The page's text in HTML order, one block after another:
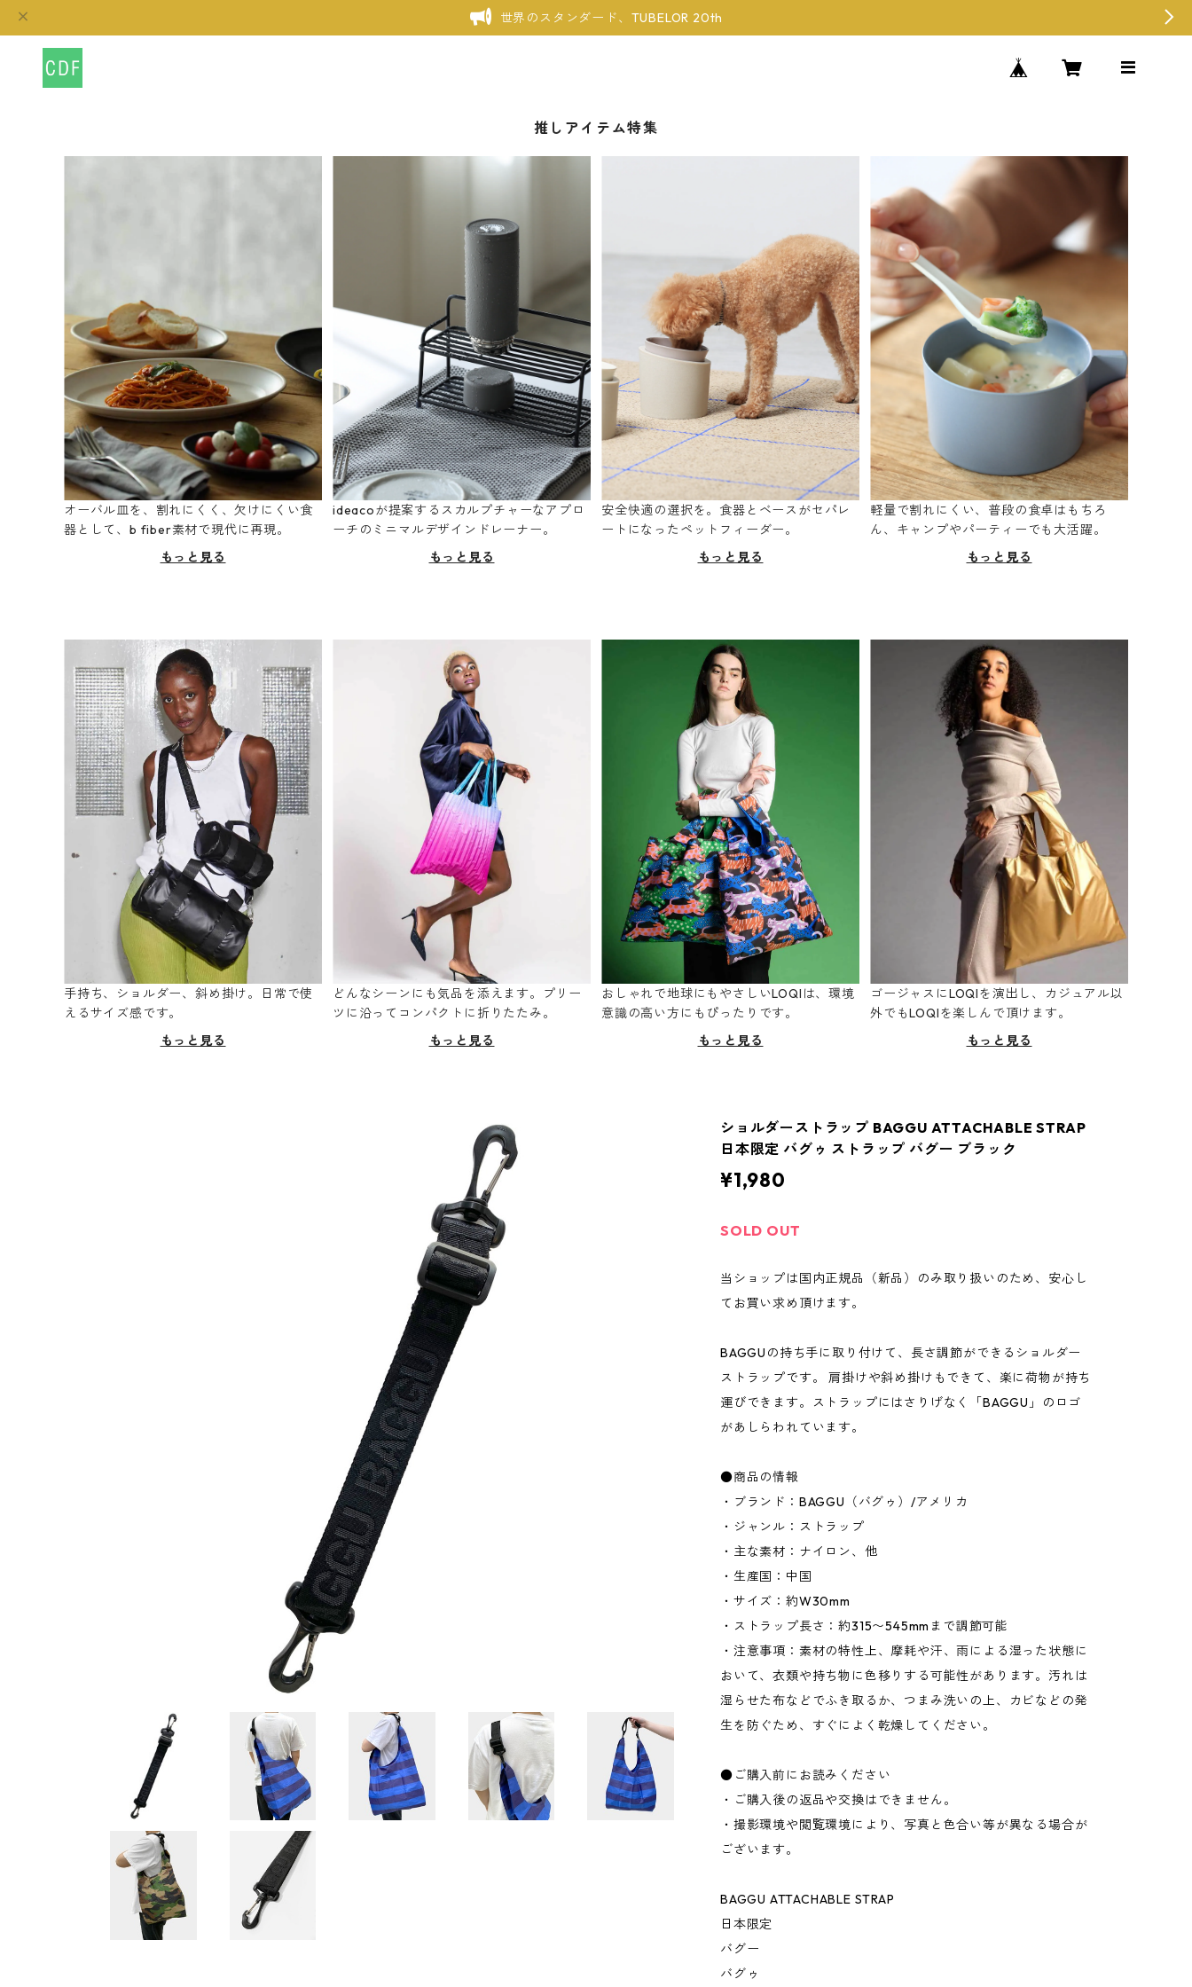
世界のスタンダード、TUBELOR 20th
推しアイテム特集
オーバル皿を、割れにくく、欠けにくい食
器として、b fiber素材で現代に再現。
もっと見る
ideacoが提案するスカルプチャーなアプロ
ーチのミニマルデザインドレーナー。
もっと見る
安全快適の選択を。食器とベースがセパレ
ートになったペットフィーダー。
もっと見る
軽量で割れにくい、普段の食卓はもちろ
ん、キャンプやパーティーでも大活躍。
もっと見る
手持ち、ショルダー、斜め掛け。日常で使
えるサイズ感です。
もっと見る
どんなシーンにも気品を添えます。プリー
ツに沿ってコンパクトに折りたたみ。
もっと見る
おしゃれで地球にもやさしいLOQIは、環境
意識の高い方にもぴったりです。
もっと見る
ゴージャスにLOQIを演出し、カジュアル以
外でもLOQIを楽しんで頂けます。
もっと見る
ショルダーストラップ BAGGU ATTACHABLE STRAP
日本限定 バグゥ ストラップ バグー ブラック
¥1,980
SOLD OUT
当ショップは国内正規品（新品）のみ取り扱いのため、安心し
てお買い求め頂けます。
BAGGUの持ち手に取り付けて、長さ調節ができるショルダー
ストラップです。 肩掛けや斜め掛けもできて、楽に荷物が持ち
運びできます。ストラップにはさりげなく「BAGGU」のロゴ
があしらわれています。
●商品の情報
・ブランド：BAGGU（バグゥ）/アメリカ
・ジャンル：ストラップ
・主な素材：ナイロン、他
・生産国：中国
・サイズ：約W30mm
・ストラップ長さ：約315〜545mmまで調節可能
・注意事項：素材の特性上、摩耗や汗、雨による湿った状態に
おいて、衣類や持ち物に色移りする可能性があります。汚れは
湿らせた布などでふき取るか、つまみ洗いの上、カビなどの発
生を防ぐため、すぐによく乾燥してください。
●ご購入前にお読みください
・ご購入後の返品や交換はできません。
・撮影環境や閲覧環境により、写真と色合い等が異なる場合が
ございます。
BAGGU ATTACHABLE STRAP
日本限定
バグー
バグゥ